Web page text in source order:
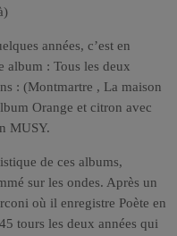
années, c’est en
album : Tous les deux
: (Montmartre , La maison
Orange et citron avec
MUSY.
de ces albums,
sur les ondes. Après un
où il enregistre Poète en
tours les deux années qui